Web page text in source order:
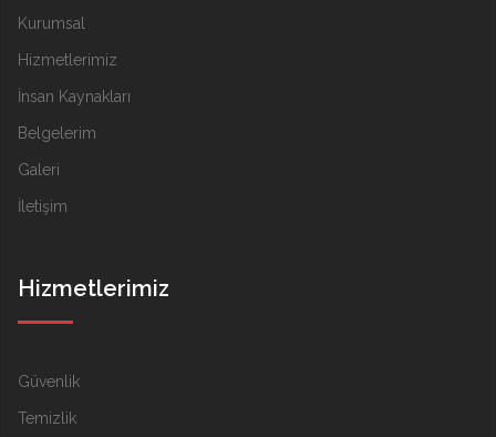
Kurumsal
Hizmetlerimiz
İnsan Kaynakları
Belgelerim
Galeri
İletişim
Hizmetlerimiz
Güvenlik
Temizlik